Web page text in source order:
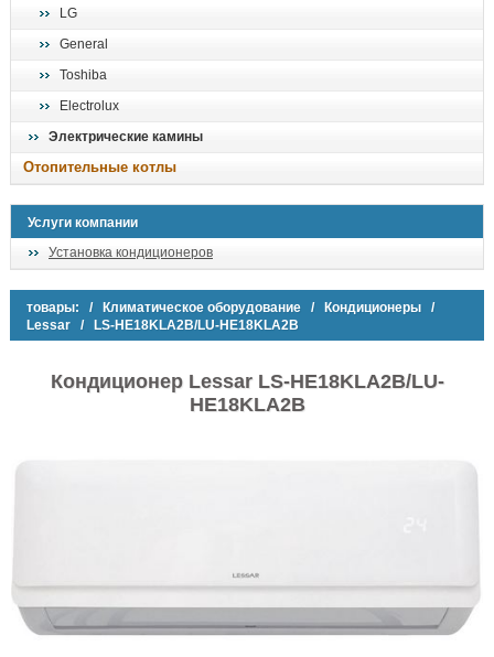
LG
General
Toshiba
Electrolux
Электрические камины
Отопительные котлы
Услуги компании
Установка кондиционеров
товары: / Климатическое оборудование / Кондиционеры /
Lessar / LS-HE18KLA2B/LU-HE18KLA2B
Кондиционер Lessar LS-HE18KLA2B/LU-
HE18KLA2B